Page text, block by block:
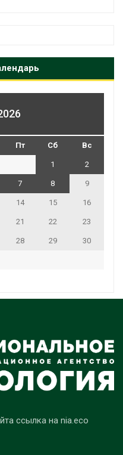
Пт Сб Вс
1 2
7 8 9
14 15 16
21 22 23
28 29 30
ссылка на nia.eco